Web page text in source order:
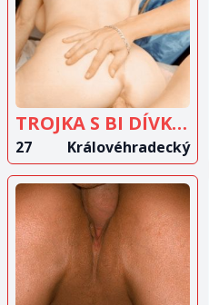
ZOBRAZIT
INZERÁT
TROJKA S BI DÍVKOU?
27 Královéhradecký
ZOBRAZIT
INZERÁT